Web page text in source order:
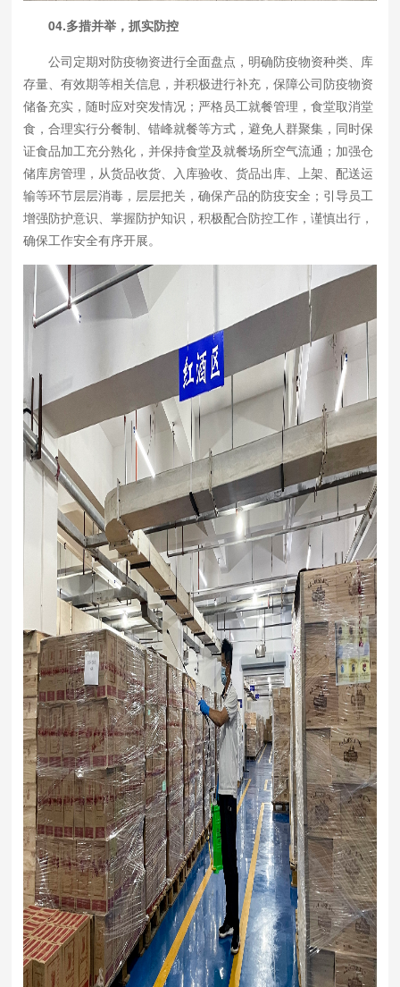
04.多措并举，抓实防控
公司定期对防疫物资进行全面盘点，明确防疫物资种类、库
存量、有效期等相关信息，并积极进行补充，保障公司防疫物资
储备充实，随时应对突发情况；严格员工就餐管理，食堂取消堂
食，合理实行分餐制、错峰就餐等方式，避免人群聚集，同时保
证食品加工充分熟化，并保持食堂及就餐场所空气流通；加强仓
储库房管理，从货品收货、入库验收、货品出库、上架、配送运
输等环节层层消毒，层层把关，确保产品的防疫安全；引导员工
增强防护意识、掌握防护知识，积极配合防控工作，谨慎出行，
确保工作安全有序开展。